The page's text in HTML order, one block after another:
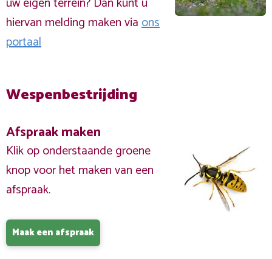
hiervan melding maken viaons
portaal
Wespenbestrijding
Afspraak maken
Klik op onderstaande groene
knop voor het maken van een
afspraak.
Maak een afspraak